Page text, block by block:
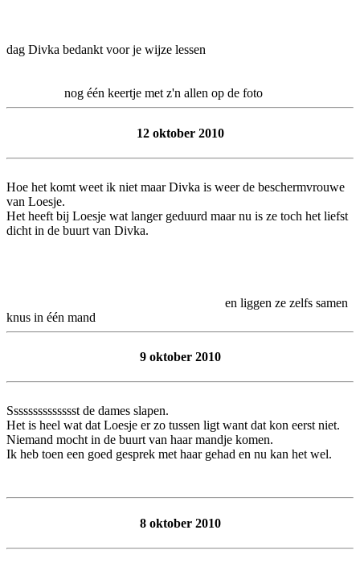
dag Divka bedankt voor je wijze lessen
nog één keertje met z'n allen op de foto
12 oktober 2010
Hoe het komt weet ik niet maar Divka is weer de beschermvrouwe
van Loesje.
Het heeft bij Loesje wat langer geduurd maar nu is ze toch het liefst
dicht in de buurt van Divka.
en liggen ze zelfs samen
knus in één mand
9 oktober 2010
Sssssssssssssst de dames slapen.
Het is heel wat dat Loesje er zo tussen ligt want dat kon eerst niet.
Niemand mocht in de buurt van haar mandje komen.
Ik heb toen een goed gesprek met haar gehad en nu kan het wel.
8 oktober 2010